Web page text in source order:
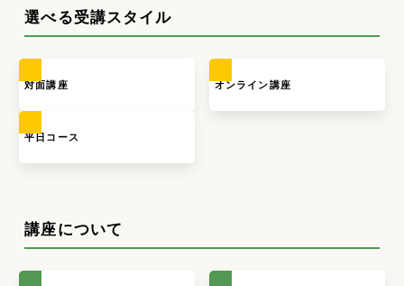
選べる受講スタイル
対面講座 オンライン講座
平日コース
講座について